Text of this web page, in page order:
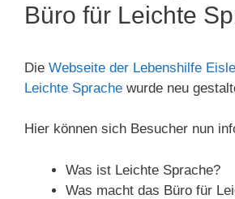
Büro für Leichte
Die Webseite der Lebenshilfe
Leichte Sprache wurde neu
Hier können sich Besucher nun
Was ist Leichte Sprache?
Was macht das Büro für